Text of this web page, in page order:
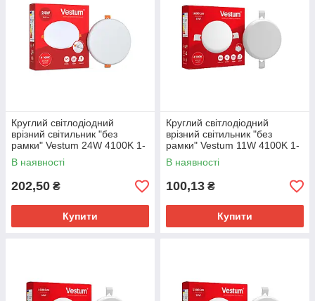
Круглий світлодіодний
врізний світильник "без
рамки" Vestum 24W 4100K 1-
VS-5507
В наявності
202,50 ₴
Купити
Круглий світлодіодний
врізний світильник "без
рамки" Vestum 11W 4100K 1-
VS-5510
В наявності
100,13 ₴
Купити